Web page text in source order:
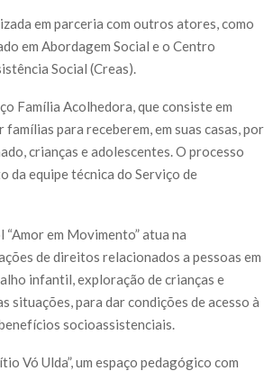
em parceria com outros atores, como
em Abordagem Social e o Centro
Social (Creas).
Família Acolhedora, que consiste em
para receberem, em suas casas, por
crianças e adolescentes. O processo
da equipe técnica do Serviço de
em Movimento” atua na
de direitos relacionados a pessoas em
infantil, exploração de crianças e
situações, para dar condições de acesso à
socioassistenciais.
Vó Ulda”, um espaço pedagógico com